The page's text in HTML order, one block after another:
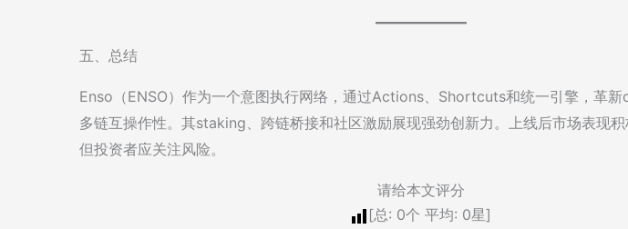
五、总结
Enso（ENSO）作为一个意图执行网络，通过Actions、Shortcuts和统一引擎，革
多链互操作性。其staking、跨链桥接和社区激励展现强劲创新力。上线后市场表现积
但投资者应关注风险。
请给本文评分
[总: 0个 平均: 0星]